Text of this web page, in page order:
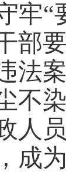
牢“
部
法
不
人
成